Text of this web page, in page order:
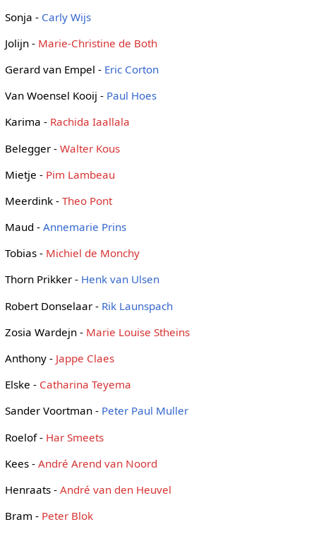
Sonja - Carly Wijs
Jolijn - Marie-Christine de Both
Gerard van Empel - Eric Corton
Van Woensel Kooij - Paul Hoes
Karima - Rachida Iaallala
Belegger - Walter Kous
Mietje - Pim Lambeau
Meerdink - Theo Pont
Maud - Annemarie Prins
Tobias - Michiel de Monchy
Thorn Prikker - Henk van Ulsen
Robert Donselaar - Rik Launspach
Zosia Wardejn - Marie Louise Stheins
Anthony - Jappe Claes
Elske - Catharina Teyema
Sander Voortman - Peter Paul Muller
Roelof - Har Smeets
Kees - André Arend van Noord
Henraats - André van den Heuvel
Bram - Peter Blok